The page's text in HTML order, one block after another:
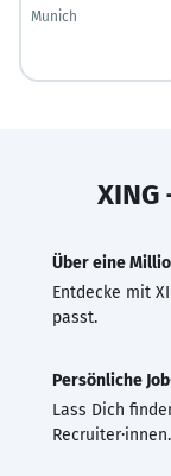
Munich
Über eine
Entdecke mit
passt.
Persönliche
Lass Dich
Recruiter·innen.